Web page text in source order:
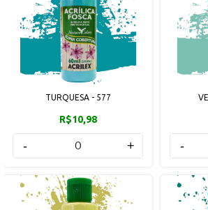
TURQUESA - 577
R$10,98
- + -